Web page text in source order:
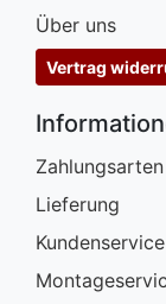
Über uns
Vertrag
Zahlungsarten
Lieferung
Kundenservice